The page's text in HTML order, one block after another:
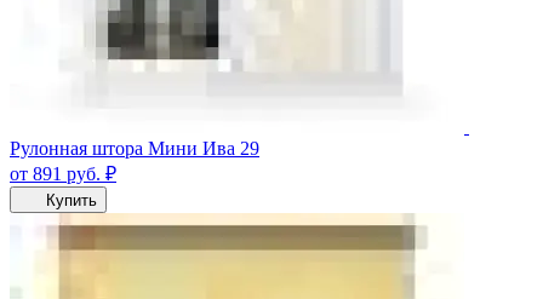
Рулонная штора Мини Ива 29
от 891 руб. ₽
Купить